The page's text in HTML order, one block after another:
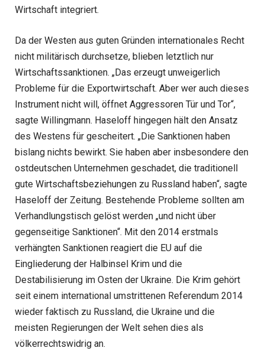
Wirtschaft integriert.
Da der Westen aus guten Gründen internationales Recht
nicht militärisch durchsetze, blieben letztlich nur
Wirtschaftssanktionen. „Das erzeugt unweigerlich
Probleme für die Exportwirtschaft. Aber wer auch dieses
Instrument nicht will, öffnet Aggressoren Tür und Tor“,
sagte Willingmann. Haseloff hingegen hält den Ansatz
des Westens für gescheitert. „Die Sanktionen haben
bislang nichts bewirkt. Sie haben aber insbesondere den
ostdeutschen Unternehmen geschadet, die traditionell
gute Wirtschaftsbeziehungen zu Russland haben“, sagte
Haseloff der Zeitung. Bestehende Probleme sollten am
Verhandlungstisch gelöst werden „und nicht über
gegenseitige Sanktionen“. Mit den 2014 erstmals
verhängten Sanktionen reagiert die EU auf die
Eingliederung der Halbinsel Krim und die
Destabilisierung im Osten der Ukraine. Die Krim gehört
seit einem international umstrittenen Referendum 2014
wieder faktisch zu Russland, die Ukraine und die
meisten Regierungen der Welt sehen dies als
völkerrechtswidrig an.